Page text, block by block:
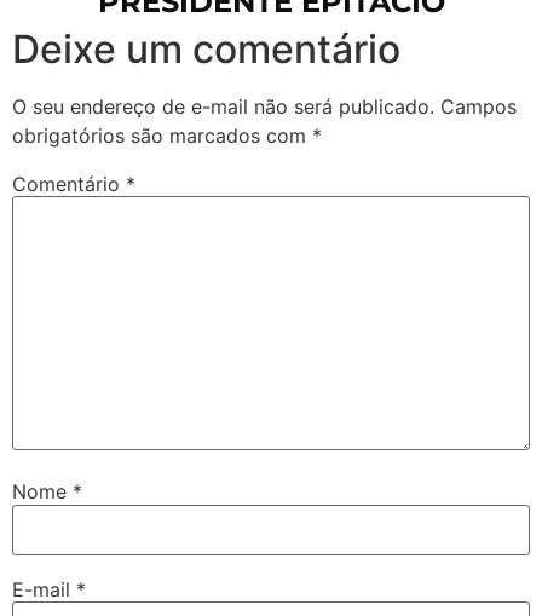
Deixe um comentário
O seu endereço de e-mail não será publicado. Campos
obrigatórios são marcados com *
Comentário *
Nome *
E-mail *